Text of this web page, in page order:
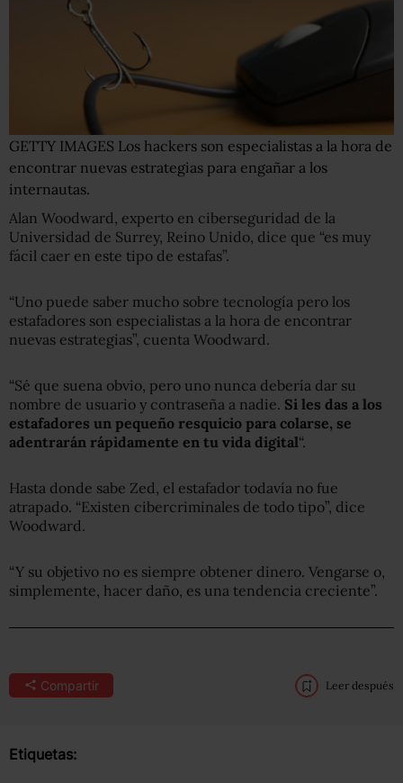
GETTY IMAGES Los hackers son especialistas a la hora de
encontrar nuevas estrategias para engañar a los
internautas.
Alan Woodward, experto en ciberseguridad de la
Universidad de Surrey, Reino Unido, dice que “es muy
fácil caer en este tipo de estafas”.
“Uno puede saber mucho sobre tecnología pero los
estafadores son especialistas a la hora de encontrar
nuevas estrategias”, cuenta Woodward.
“Sé que suena obvio, pero uno nunca debería dar su
nombre de usuario y contraseña a nadie. Si les das a los
estafadores un pequeño resquicio para colarse, se
adentrarán rápidamente en tu vida digital“.
Hasta donde sabe Zed, el estafador todavía no fue
atrapado. “Existen cibercriminales de todo tipo”, dice
Woodward.
“Y su objetivo no es siempre obtener dinero. Vengarse o,
simplemente, hacer daño, es una tendencia creciente”.
Compartir Leer después
Etiquetas: